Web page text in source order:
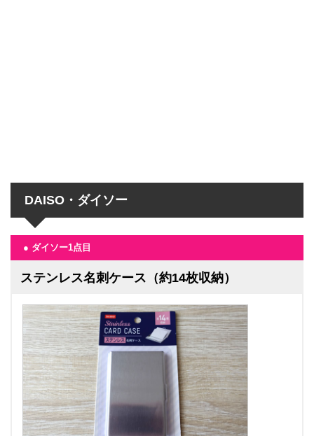
DAISO・ダイソー
● ダイソー1点目
ステンレス名刺ケース（約14枚収納）